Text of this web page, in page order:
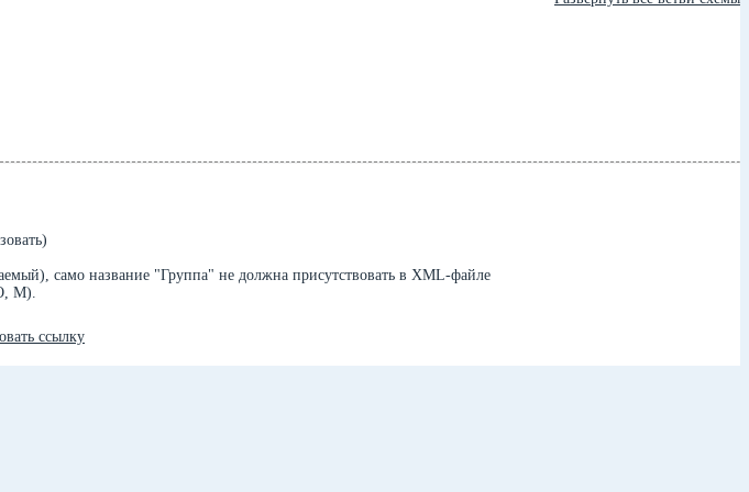
само название "Группа" не должна присутствовать в XML-файле
М).
ссылку